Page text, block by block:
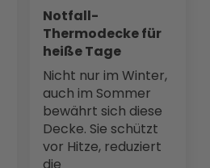
Notfall-
Thermodecke für
heiße Tage
Nicht nur im Winter,
auch im Sommer
bewährt sich diese
Decke. Sie schützt
vor Hitze, reduziert